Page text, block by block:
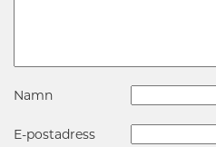
Namn
E-postadress